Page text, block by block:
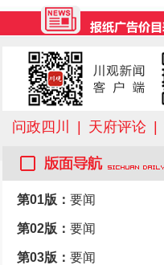
问政四川 天府评论
第01版： 要闻
第02版： 要闻
第03版： 要闻